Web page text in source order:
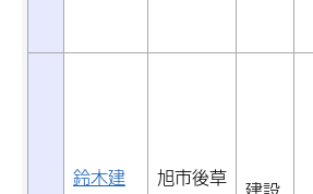
鈴木建
旭市後草